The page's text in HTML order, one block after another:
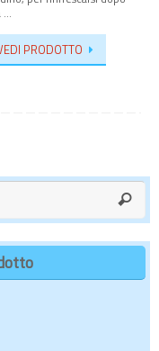
…
PRODOTTO